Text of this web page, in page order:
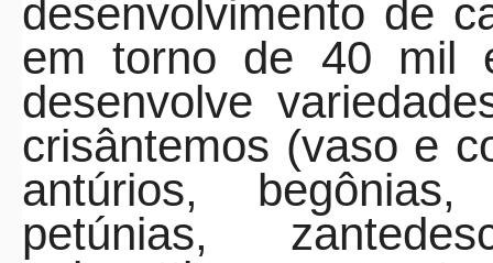
desenvolvimento de
em torno de 40 mil
desenvolve
crisântemos (vaso e
antúrios, begônias,
petúnias,